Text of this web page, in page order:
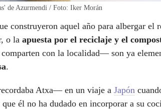
de Azurmendi / Foto: Iker Morán
construyeron aquel año para albergar el
o la apuesta por el reciclaje y el
con la localidad— son ya
.
Atxa— en un viaje a Japón
él no ha dudado en incorporar a su